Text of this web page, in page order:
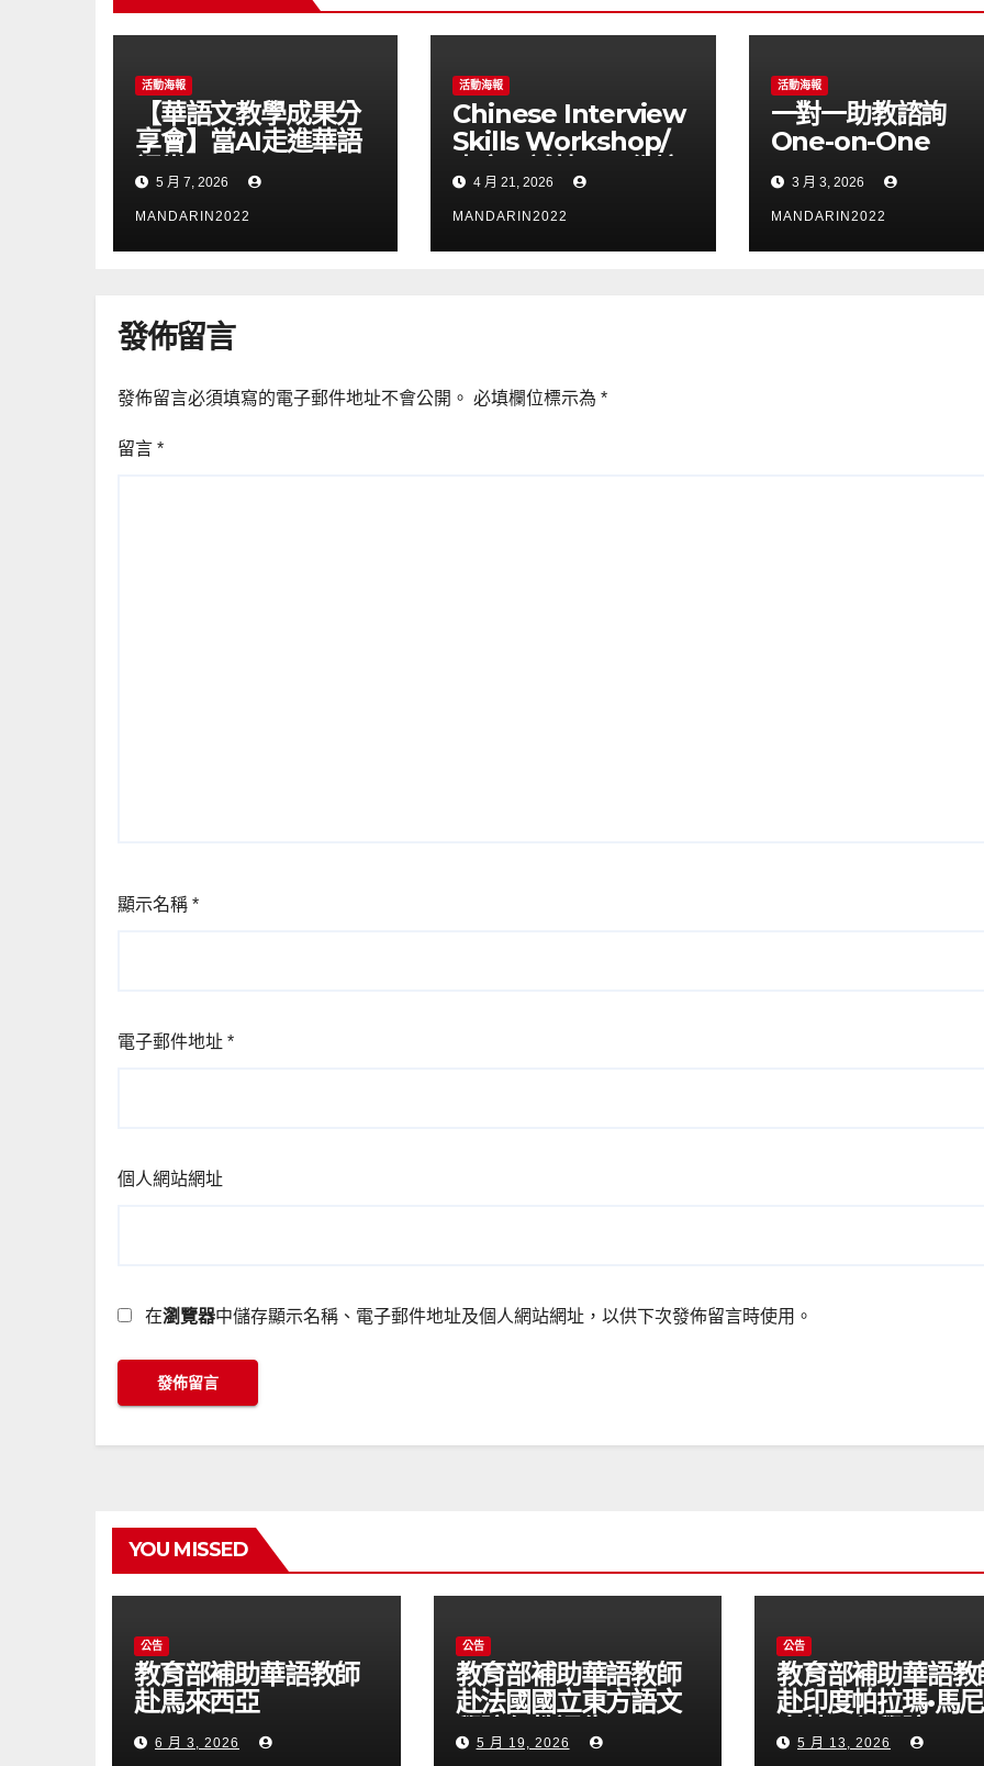
活動海報
【華語文教學成果分
享會】當AI走進華語
課堂
5 月 7, 2026
MANDARIN2022
活動海報
Chinese Interview
Skills Workshop/
中文面試技巧工作坊
4 月 21, 2026
MANDARIN2022
活動海報
一對一助教諮詢
One-on-One
Chinese
with TA
3 月 3, 2026
MANDARIN2022
發佈留言
發佈留言必須填寫的電子郵件地址不會公開。 必填欄位標示為 *
留言 *
顯示名稱 *
電子郵件地址 *
個人網站網址
在瀏覽器中儲存顯示名稱、電子郵件地址及個人網站網址，以供下次發佈留言時使用。
YOU MISSED
公告
教育部補助華語教師
赴馬來西亞
Universiti
Kebangsaan
6 月 3, 2026
公告
教育部補助華語教師
赴法國國立東方語文
學院任教通告
(115024T)
5 月 19, 2026
公告
教育部補助華語教
赴印度帕拉瑪•馬
卡萊工程學院 Er.
Perumal
5 月 13, 2026